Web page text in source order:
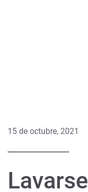
15 de octubre, 2021